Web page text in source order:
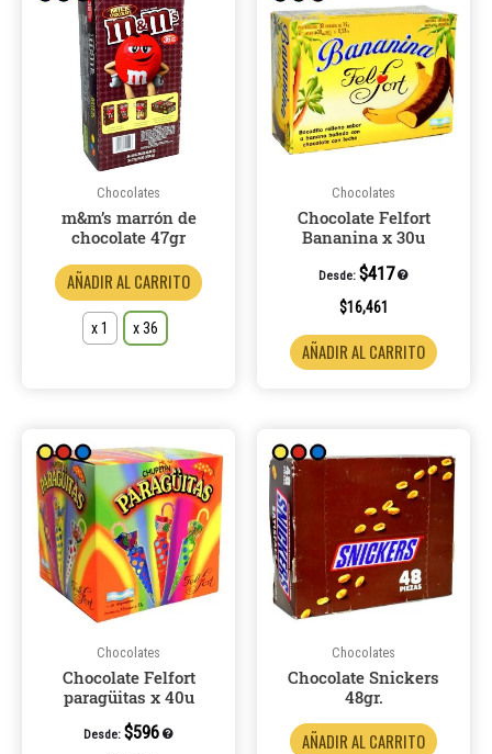
Chocolates
m&m’s marrón de
chocolate 47gr
AÑADIR AL CARRITO la
x 1 x 36
Chocolates
Chocolate Felfort
Bananina x 30u
Desde: $417
$16,461
AÑADIR AL CARRITO
Chocolates
Chocolate Felfort
paragüitas x 40u
Desde: $596
Chocolates
Chocolate Snickers
48gr.
AÑADIR AL CARRITO
tiene
Las
elegir
la